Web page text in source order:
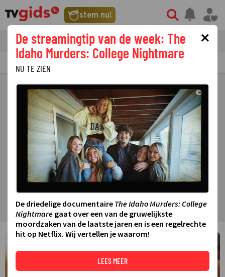
stem nu!
tvgids streaming nieuws
PRIMETIME GEMIST
×
De streamingtip van de week: The
Idaho Murders: College Nightmare
NU TE ZIEN
©
De driedelige documentaire The Idaho Murders: College
Nightmare gaat over een van de gruwelijkste
moordzaken van de laatste jaren en is een regelrechte
hit op Netflix. Wij vertellen je waarom!
LEES MEER